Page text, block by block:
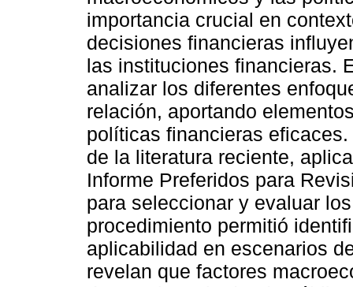
importancia crucial en
decisiones financieras
las instituciones financieras.
analizar los diferentes
relación, aportando
políticas financieras
de la literatura reciente,
Informe Preferidos para
para seleccionar y evaluar
procedimiento permitió
aplicabilidad en escenarios
revelan que factores